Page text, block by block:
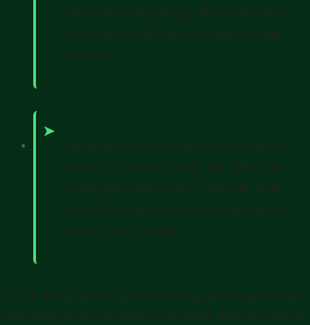
luận là thị trường đang rất tốt, nhà đầu
tư có thể cân nhắc mua cổ phiếu mình
quan tâm.
Lượng mã cổ phiếu giảm giá áp đảo số
lượng mã cổ phiếu tăng giá, điểm thị
trường giảm. Đây là dấu hiệu cho thấy
thị trường đang bi quan, các nhà đầu tư
nên bán bớt cổ phiếu.
Vậy là chúng mình đã giới thiệu xong về hướng dẫn cách
xem bảng giá chứng khoán trực tuyến. Hiện nay, đầu tư